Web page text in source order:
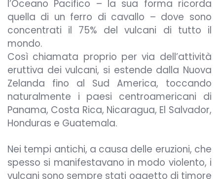
l’Oceano Pacifico – la sua forma ricorda
quella di un ferro di cavallo – dove sono
concentrati il 75% del vulcani di tutto il
mondo.
Così chiamata proprio per via dell’attività
eruttiva dei vulcani, si estende dalla Nuova
Zelanda fino al Sud America, toccando
naturalmente i paesi centroamericani di
Panama, Costa Rica, Nicaragua, El Salvador,
Honduras e Guatemala.
Nei tempi antichi, a causa delle eruzioni, che
spesso si manifestavano in modo violento, i
vulcani sono sempre stati oggetto di timore